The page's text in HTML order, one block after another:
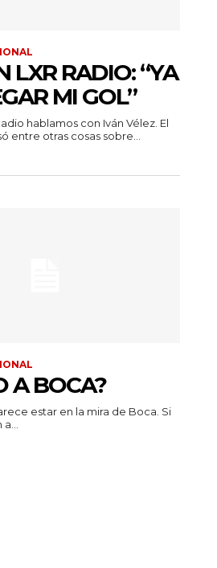
LXR RADIO: “YA
MI GOL”
hablamos con Iván Vélez. El
entre otras cosas sobre...
A BOCA?
estar en la mira de Boca. Si